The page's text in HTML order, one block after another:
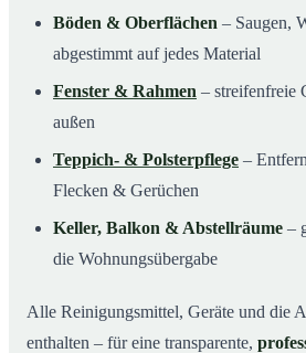
Böden & Oberflächen – Saugen,
abgestimmt auf jedes Material
Fenster & Rahmen – streifenfreie
außen
Teppich- & Polsterpflege –
Flecken & Gerüchen
Keller, Balkon & Abstellräume –
die Wohnungsübergabe
Alle Reinigungsmittel, Geräte und die
enthalten – für eine transparente,